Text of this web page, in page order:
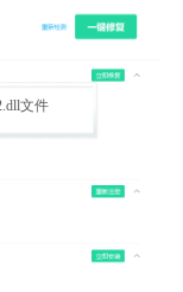
文件